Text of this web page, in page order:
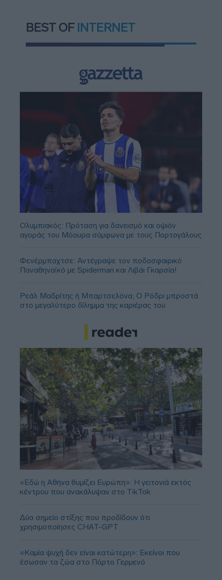
BEST OF INTERNET
Ολυμπιακός: Πρόταση για δανεισμό και οψιόν
αγοράς του Μόουρα σύμφωνα με τους Πορτογάλους
Φενέρμπαχτσε: Αντέγραψε τον ποδοσφαιρικό
Παναθηναϊκό με Spiderman και Λιβάι Γκαρσία!
Ρεάλ Μαδρίτης ή Μπαρτσελόνα; Ο Ρόδρι μπροστά
στο μεγαλύτερο δίλημμα της καριέρας του
«Εδώ η Αθήνα θυμίζει Ευρώπη»: H γειτονιά εκτός
κέντρου που ανακάλυψαν στο TikTok
Δύο σημείο στίξης που προδίδουν ότι
χρησιμοποίησες CHAT-GPT
«Καμία ψυχή δεν είναι κατώτερη»: Εκείνοι που
έσωσαν τα ζώα στο Πόρτο Γερμενό